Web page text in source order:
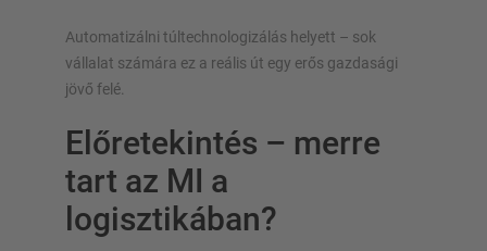
Automatizálni túltechnologizálás helyett – sok
vállalat számára ez a reális út egy erős gazdasági
jövő felé.
Előretekintés – merre
tart az MI a
logisztikában?